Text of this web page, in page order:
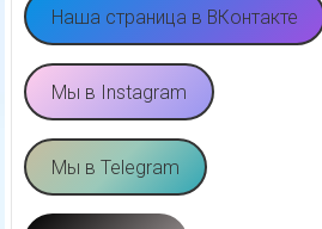
Наша страница в ВКонтакте
Мы в Instagram
Мы в Telegram